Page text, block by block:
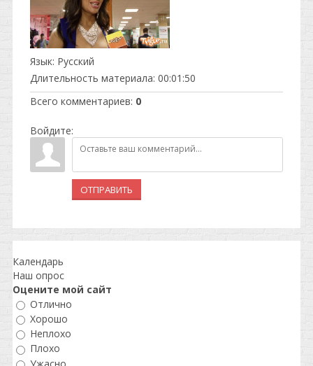
Язык: Русский
Длительность материала: 00:01:50
Всего комментариев: 0
Войдите:
ОТПРАВИТЬ
Календарь
Наш опрос
Оцените мой сайт
Отлично
Хорошо
Неплохо
Плохо